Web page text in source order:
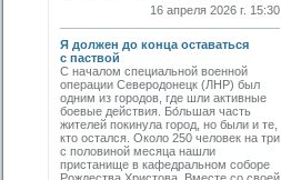
16 апреля 2026 г. 15:30
Я должен до конца оставаться
с паствой
С началом специальной военной
операции Северодонецк (ЛНР) был
одним из городов, где шли активные
боевые действия. Бо́льшая часть
жителей покинула город, но были и те,
кто остался. Около 250 человек на три
с половиной месяца нашли
пристанище в кафедральном соборе